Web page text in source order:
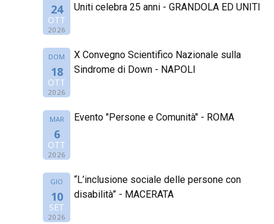
24
OTT
2026
Uniti celebra 25 anni - GRANDOLA ED UNITI
DOM
18
OTT
2026
X Convegno Scientifico Nazionale sulla
Sindrome di Down - NAPOLI
MAR
6
OTT
2026
Evento "Persone e Comunità" - ROMA
GIO
10
SET
2026
“L’inclusione sociale delle persone con
disabilità” - MACERATA